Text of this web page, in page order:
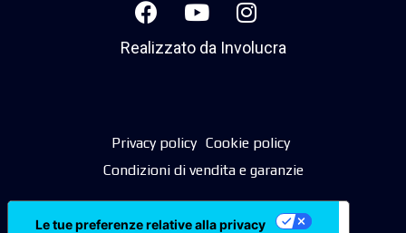
Realizzato da Involucra
Privacy policy Cookie policy
Condizioni di vendita e garanzie
Le tue preferenze relative alla privacy